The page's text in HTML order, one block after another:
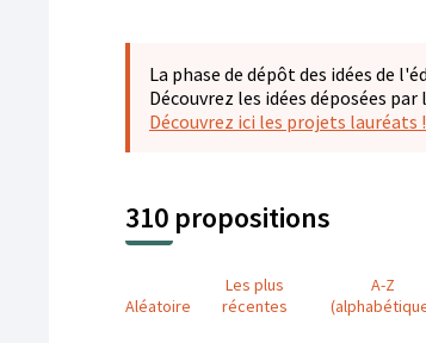
La phase de dépôt des idées de
Découvrez les idées déposées
Découvrez ici les projets lauréats !
310 propositions
Aléatoire
Les plus
récentes
A-Z